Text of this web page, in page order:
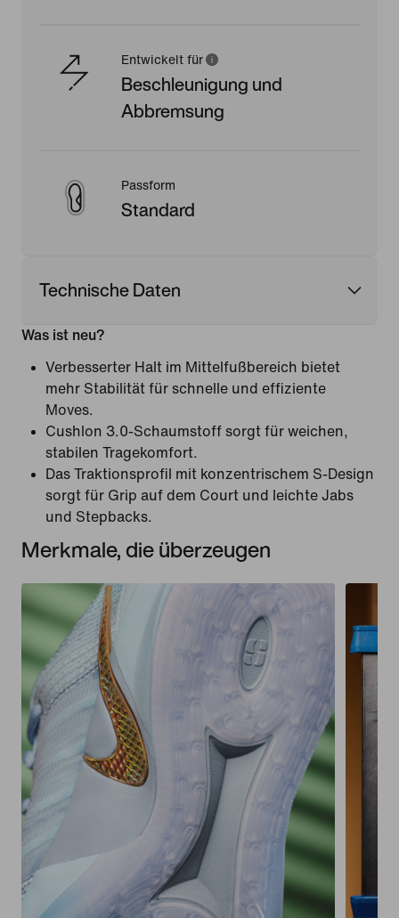
Entwickelt für
Beschleunigung und
Abbremsung
Passform
Standard
Technische Daten
Was ist neu?
Verbesserter Halt im Mittelfußbereich bietet
mehr Stabilität für schnelle und effiziente
Moves.
Cushlon 3.0-Schaumstoff sorgt für weichen,
stabilen Tragekomfort.
Das Traktionsprofil mit konzentrischem S-Design
sorgt für Grip auf dem Court und leichte Jabs
und Stepbacks.
Merkmale, die überzeugen